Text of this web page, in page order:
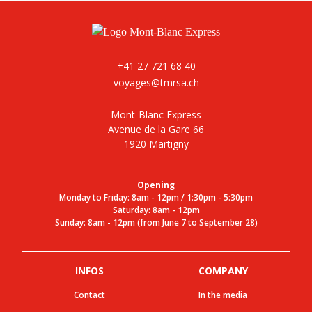
+41 27 721 68 40
voyages@tmrsa.ch
Mont-Blanc Express
Avenue de la Gare 66
1920 Martigny
Opening
Monday to Friday: 8am - 12pm / 1:30pm - 5:30pm
Saturday: 8am - 12pm
Sunday: 8am - 12pm (from June 7 to September 28)
INFOS
Contact
COMPANY
In the media